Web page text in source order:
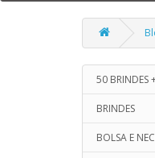
50 BRINDES
BRINDES
BOLSA E